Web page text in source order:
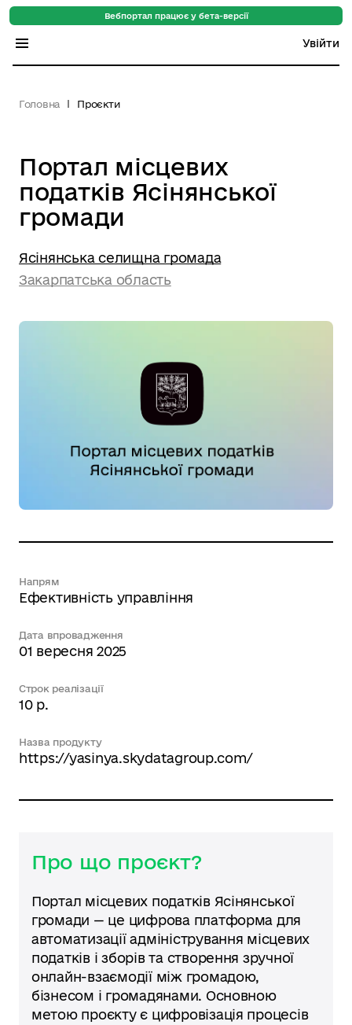
Вебпортал працює у бета-версії
Увійти
База знань
Новини
Головна Проєкти
Портал місцевих
податків Ясінянської
громади
Ясінянська селищна громада
Закарпатська область
Напрям
Ефективність управління
Дата впровадження
01 вересня 2025
Строк реалізації
10 р.
Назва продукту
https://yasinya.skydatagroup.com/
Про що проєкт?
Портал місцевих податків Ясінянської
громади — це цифрова платформа для
автоматизації адміністрування місцевих
податків і зборів та створення зручної
онлайн-взаємодії між громадою,
бізнесом і громадянами. Основною
метою проєкту є цифровізація процесів